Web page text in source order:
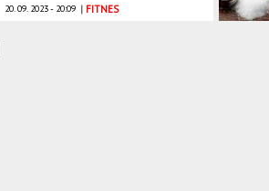
20. 09. 2023 - 20:09 | FITNES